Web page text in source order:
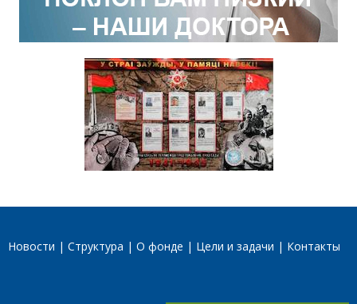
Новости Структура О фонде Цели и задачи Контакты